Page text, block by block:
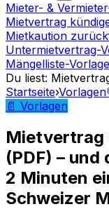
Mieter- &
Mietvertrag
Mietkaution
Untermietvertrag-
Mängelliste-Vorlage
Du liest:
Startseite›Vorlagen
📄 Vorlagen
Mietvertrag
(PDF) –
2 Minuten
Schweizer